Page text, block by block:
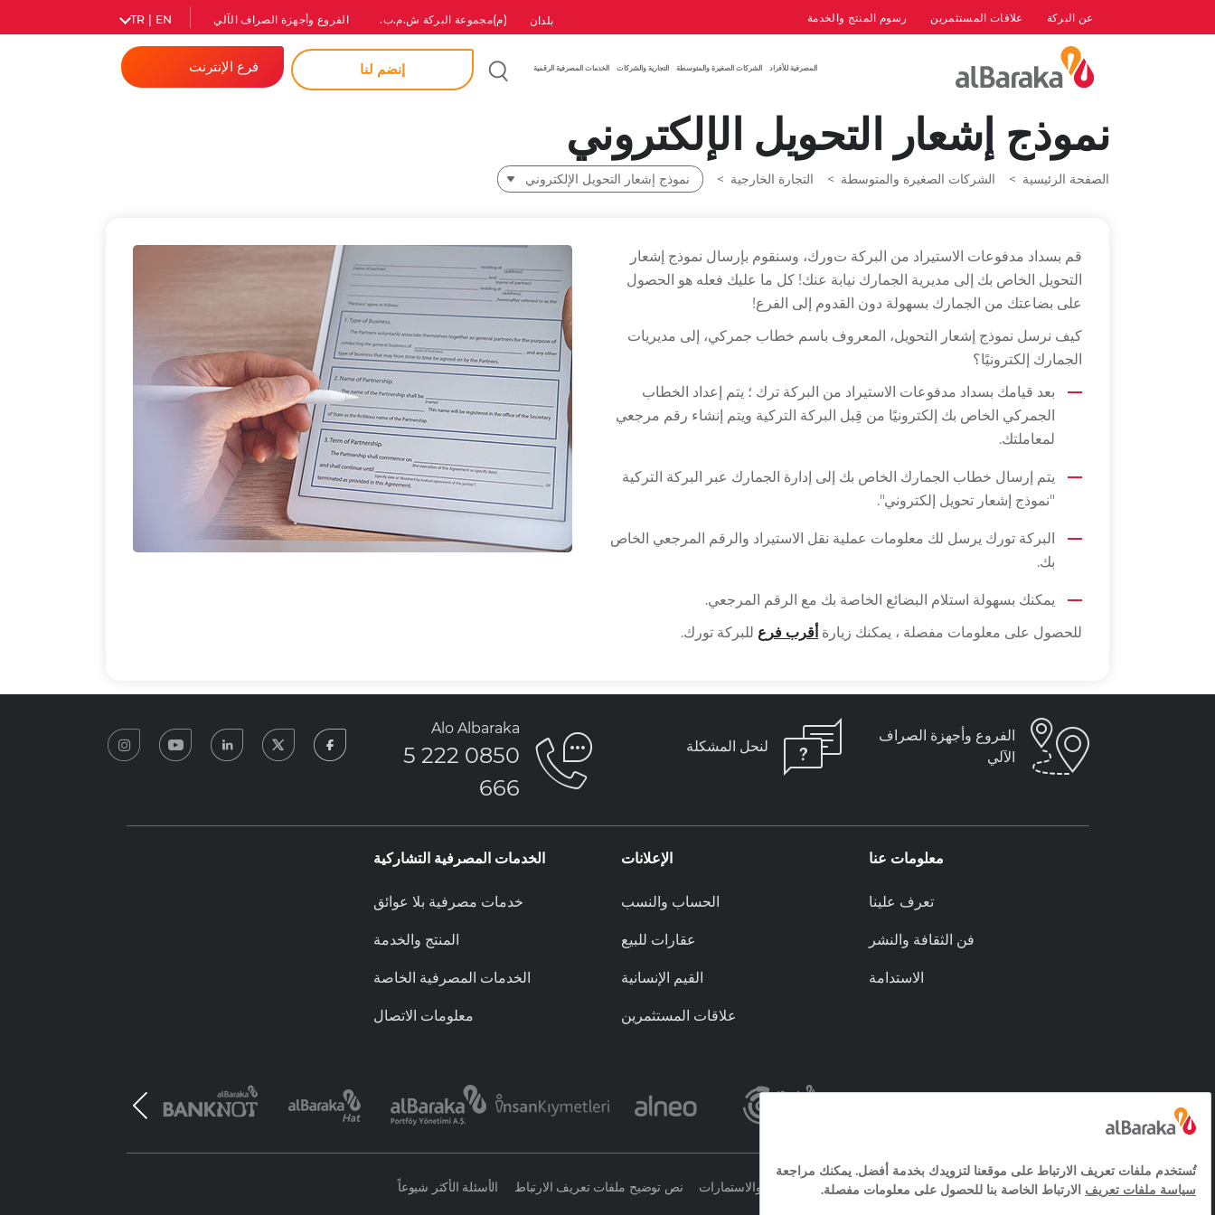
عن البركة علاقات المستثمرين رسوم المنتج والخدمة بلدان (م)مجموعة البركة ش.م.ب. الفروع وأجهزة الصراف الآلي TR | EN
الخدمات المصرفية الرقمية التجارية والشركات الشركات الصغيرة والمتوسطة المصرفية للأفراد بحث إنضم لنا فرع الإنترنت
نموذج إشعار التحويل الإلكتروني
الصفحة الرئيسية الشركات الصغيرة والمتوسطة التجارة الخارجية نموذج إشعار التحويل الإلكتروني
قم بسداد مدفوعات الاستيراد من البركة تورك، وسنقوم بإرسال نموذج إشعار
التحويل الخاص بك إلى مديرية الجمارك نيابة عنك! كل ما عليك فعله هو الحصول
على بضاعتك من الجمارك بسهولة دون القدوم إلى الفرع!
كيف نرسل نموذج إشعار التحويل، المعروف باسم خطاب جمركي، إلى مديريات
الجمارك إلكترونيًا؟
بعد قيامك بسداد مدفوعات الاستيراد من البركة ترك ؛ يتم إعداد الخطاب
الجمركي الخاص بك إلكترونيًا من قِبل البركة التركية ويتم إنشاء رقم مرجعي
لمعاملتك.
يتم إرسال خطاب الجمارك الخاص بك إلى إدارة الجمارك عبر البركة التركية
"نموذج إشعار تحويل إلكتروني".
البركة تورك يرسل لك معلومات عملية نقل الاستيراد والرقم المرجعي الخاص
بك.
يمكنك بسهولة استلام البضائع الخاصة بك مع الرقم المرجعي.
للحصول على معلومات مفصلة ، يمكنك زيارة أقرب فرع للبركة تورك.
الفروع وأجهزة الصراف
الآلي
لنحل المشكلة
Alo Albaraka
0850 222 5
666
facebook
twitter
linkedin
youtube
instagram
معلومات عنا
تعرف علينا
فن الثقافة والنشر
الاستدامة
الإعلانات
الحساب والنسب
عقارات للبيع
القيم الإنسانية
علاقات المستثمرين
الخدمات المصرفية التشاركية
خدمات مصرفية بلا عوائق
المنتج والخدمة
الخدمات المصرفية الخاصة
معلومات الاتصال
(م)مجموعة البركة ش.م.ب. خدمات مجتمع المعلومات العقد والاستمارات نص توضيح ملفات تعريف الارتباط الأسئلة الأكثر شيوعاً